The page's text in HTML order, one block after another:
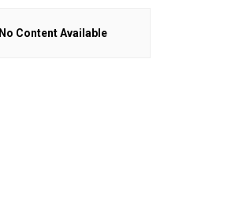
No Content Available